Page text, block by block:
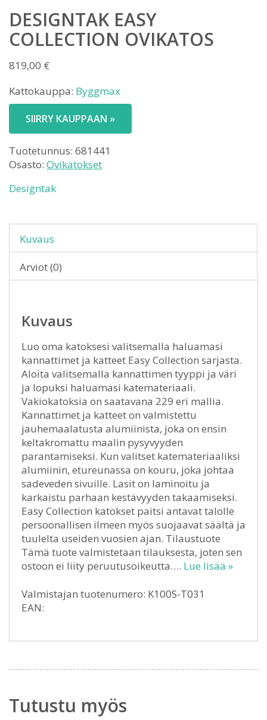
DESIGNTAK EASY
COLLECTION OVIKATOS
819,00 €
Kattokauppa: Byggmax
SIIRRY KAUPPAAN »
Tuotetunnus: 681441
Osasto: Ovikatokset
Designtak
Kuvaus
Arviot (0)
Kuvaus
Luo oma katoksesi valitsemalla haluamasi
kannattimet ja katteet Easy Collection sarjasta.
Aloita valitsemalla kannattimen tyyppi ja väri
ja lopuksi haluamasi katemateriaali.
Vakiokatoksia on saatavana 229 eri mallia.
Kannattimet ja katteet on valmistettu
jauhemaalatusta alumiinista, joka on ensin
keltakromattu maalin pysyvyyden
parantamiseksi. Kun valitset katemateriaaliksi
alumiinin, etureunassa on kouru, joka johtaa
sadeveden sivuille. Lasit on laminoitu ja
karkaistu parhaan kestävyyden takaamiseksi.
Easy Collection katokset paitsi antavat talolle
persoonallisen ilmeen myös suojaavat säältä ja
tuulelta useiden vuosien ajan. Tilaustuote
Tämä tuote valmistetaan tilauksesta, joten sen
ostoon ei liity peruutusoikeutta…. Lue lisää »
Valmistajan tuotenumero: K100S-T031
EAN:
Tutustu myös